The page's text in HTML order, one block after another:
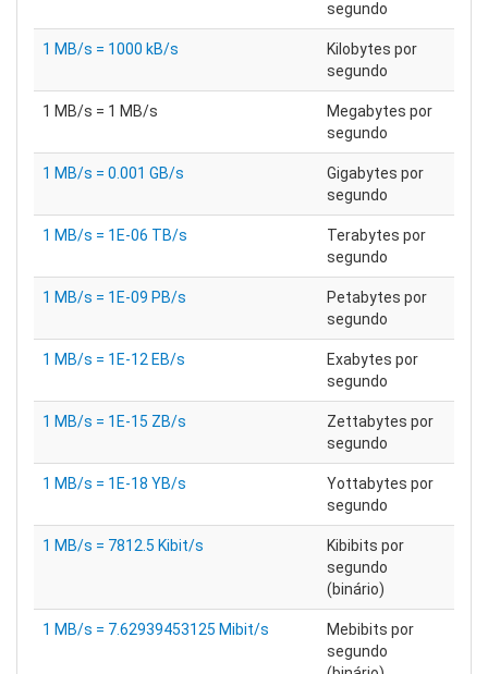
segundo
1 MB/s = 1000 kB/s
Kilobytes por
segundo
1 MB/s = 1 MB/s
Megabytes por
segundo
1 MB/s = 0.001 GB/s
Gigabytes por
segundo
1 MB/s = 1E-06 TB/s
Terabytes por
segundo
1 MB/s = 1E-09 PB/s
Petabytes por
segundo
1 MB/s = 1E-12 EB/s
Exabytes por
segundo
1 MB/s = 1E-15 ZB/s
Zettabytes por
segundo
1 MB/s = 1E-18 YB/s
Yottabytes por
segundo
1 MB/s = 7812.5 Kibit/s
Kibibits por
segundo
(binário)
1 MB/s = 7.62939453125 Mibit/s
Mebibits por
segundo